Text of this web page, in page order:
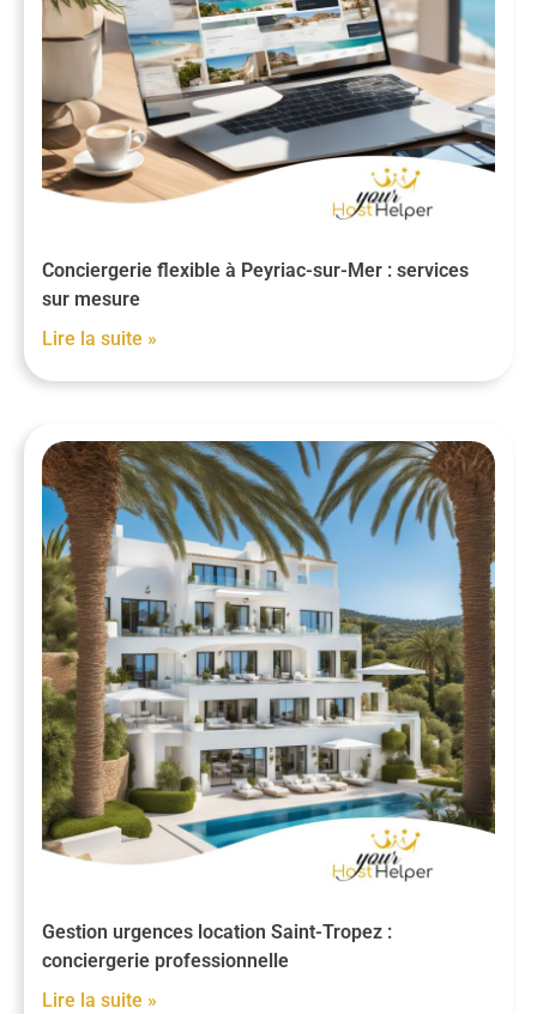
Conciergerie flexible à Peyriac-sur-Mer : services
sur mesure
Lire la suite »
Gestion urgences location Saint-Tropez :
conciergerie professionnelle
Lire la suite »